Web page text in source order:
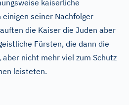
kaiserliche
seiner Nachfolger
die Kaiser die Juden aber
Fürsten, die dann die
nicht mehr viel zum Schutz
leisteten.